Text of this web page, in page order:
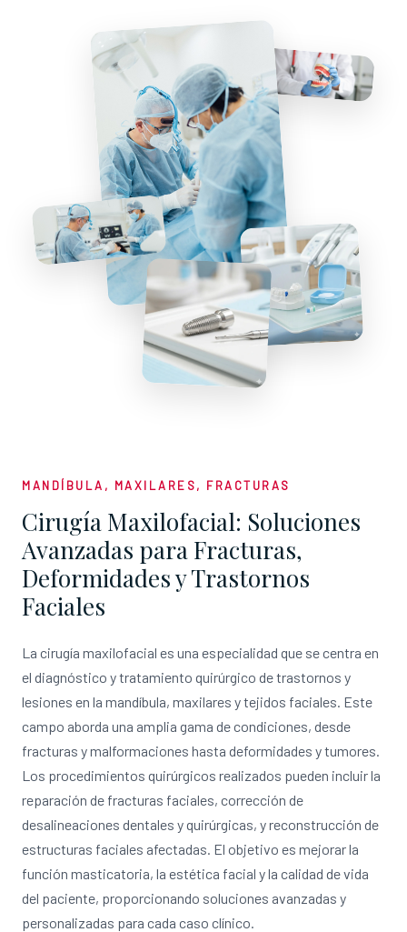
MANDÍBULA, MAXILARES, FRACTURAS
Cirugía Maxilofacial: Soluciones
Avanzadas para Fracturas,
Deformidades y Trastornos
Faciales
La cirugía maxilofacial es una especialidad que se centra en
el diagnóstico y tratamiento quirúrgico de trastornos y
lesiones en la mandíbula, maxilares y tejidos faciales. Este
campo aborda una amplia gama de condiciones, desde
fracturas y malformaciones hasta deformidades y tumores.
Los procedimientos quirúrgicos realizados pueden incluir la
reparación de fracturas faciales, corrección de
desalineaciones dentales y quirúrgicas, y reconstrucción de
estructuras faciales afectadas. El objetivo es mejorar la
función masticatoria, la estética facial y la calidad de vida
del paciente, proporcionando soluciones avanzadas y
personalizadas para cada caso clínico.